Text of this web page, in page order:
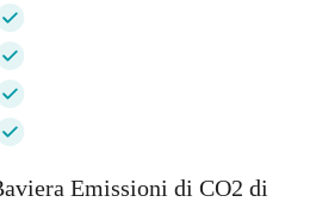
Emissioni di CO2 di